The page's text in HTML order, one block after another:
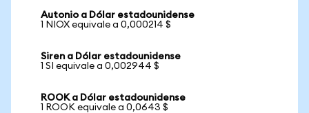
Autonio a Dólar estadounidense
1 NIOX equivale a 0,000214 $
Siren a Dólar estadounidense
1 SI equivale a 0,002944 $
ROOK a Dólar estadounidense
1 ROOK equivale a 0,0643 $